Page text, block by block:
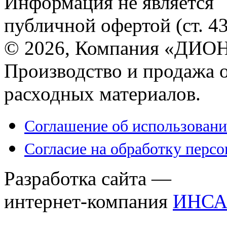
публичной офертой (ст.
© 2026, Компания
Производство и продажа
расходных материалов.
Соглашение об
Согласие на обработку
Разработка сайта —
интернет-компания